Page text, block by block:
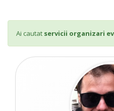
Ai cautat servicii organizari